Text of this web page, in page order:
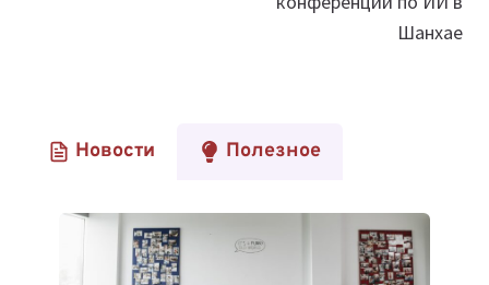
Шанхае
Новости Полезное